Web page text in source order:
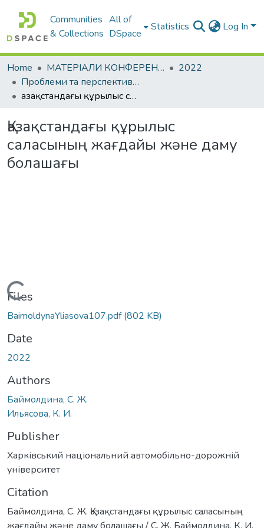
Communities
& Collections
All of
DSpace
Statistics Log In
Home МАТЕРІАЛИ КОНФЕРЕНЦІЙ
2022
Проблеми та перспективи розвитку підприємництва
Қазақстандағы құрылыс саласының жағдайы жəне даму болашағы
Қазақстандағы құрылыс
саласының жағдайы жəне даму
болашағы
Loading...
Files
BaimoldynaYliasova107.pdf(802 KB)
Date
2022
Authors
Баймолдина, С. Ж.
Ильясова, К. И.
Publisher
Харківський національний автомобільно-дорожній
університет
Citation
Баймолдина, С. Ж. Қазақстандағы құрылыс саласының